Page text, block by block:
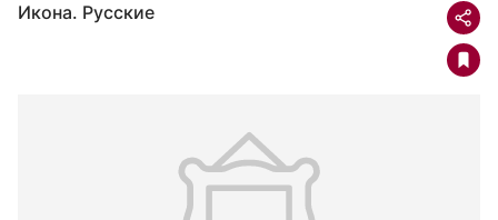
Икона. Русские